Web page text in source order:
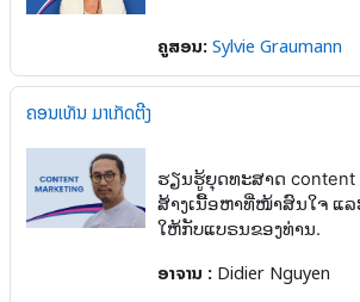
ຄູສອນ:Sylvie Graumann
ຄອນເທັນ ມາເກັດຕີງ
ຮຽນຮູ້ຍຸດທະສາດ content
ສ້າງເນື້ອຫາທີ່ໜ້າສົນໃຈ ແລ
ໃຫ້ກັບແບຣນຂອງທ່ານ.
ອາຈານ : Didier Nguyen